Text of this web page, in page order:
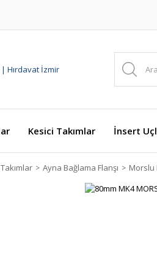
Kesici Takımlar İnsert
Ayna Bağlama Flanşı Morslu